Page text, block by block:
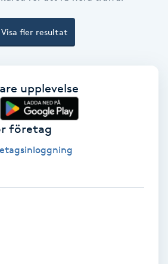
Visa fler resultat
upplevelse
företag